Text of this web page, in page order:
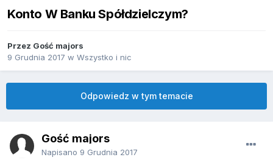
Konto W Banku Spółdzielczym?
Przez Gość majors
9 Grudnia 2017 w Wszystko i nic
Odpowiedz w tym temacie
Gość majors
Napisano 9 Grudnia 2017